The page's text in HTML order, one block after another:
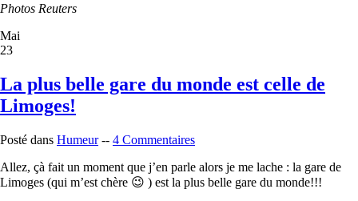
Photos Reuters
Mai
23
La plus belle gare du monde est celle de
Limoges!
Posté dans Humeur-- 4 Commentaires
Allez, çà fait un moment que j’en parle alors je me lache : la gare de
Limoges (qui m’est chère 😉 ) est la plus belle gare du monde!!!